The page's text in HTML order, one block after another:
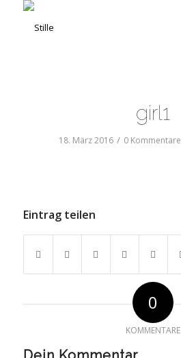
girl1
18. März 2016 / 0 Kommentare
Eintrag teilen
0
KOMMENTARE